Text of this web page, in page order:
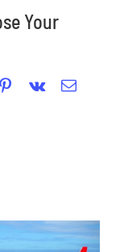
Your
Pinterest
Vk Email